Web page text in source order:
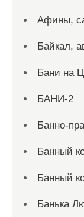
Афины,
Байкал,
Бани на
БАНИ-2
Банно-
Банный
Банный
Банька